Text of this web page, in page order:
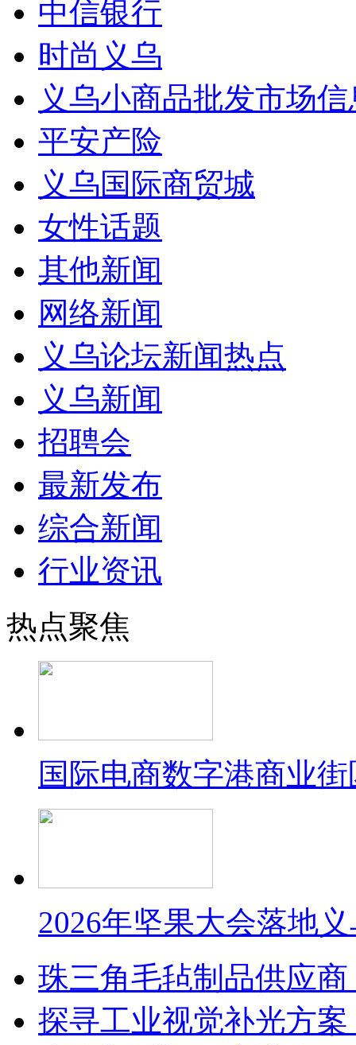
中信银行
时尚义乌
义乌小商品批发市场
平安产险
义乌国际商贸城
女性话题
其他新闻
网络新闻
义乌论坛新闻热点
义乌新闻
招聘会
最新发布
综合新闻
行业资讯
热点聚焦
国际电商数字港商业
2026年坚果大会落地
珠三角毛毡制品供应
探寻工业视觉补光方